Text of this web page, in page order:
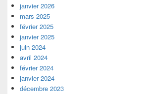
janvier 2026
mars 2025
février 2025
janvier 2025
juin 2024
avril 2024
février 2024
janvier 2024
décembre 2023